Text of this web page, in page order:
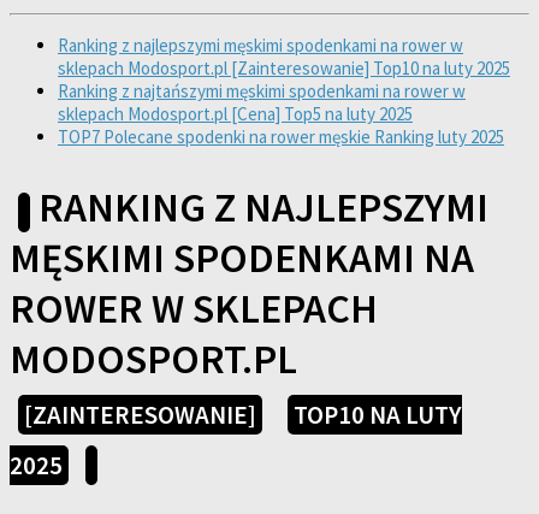
Ranking z najlepszymi męskimi spodenkami na rower w
sklepach Modosport.pl [Zainteresowanie] Top10 na luty 2025
Ranking z najtańszymi męskimi spodenkami na rower w
sklepach Modosport.pl [Cena] Top5 na luty 2025
TOP7 Polecane spodenki na rower męskie Ranking luty 2025
RANKING Z NAJLEPSZYMI
MĘSKIMI SPODENKAMI NA
ROWER W SKLEPACH
MODOSPORT.PL
[ZAINTERESOWANIE]
TOP10 NA LUTY
2025